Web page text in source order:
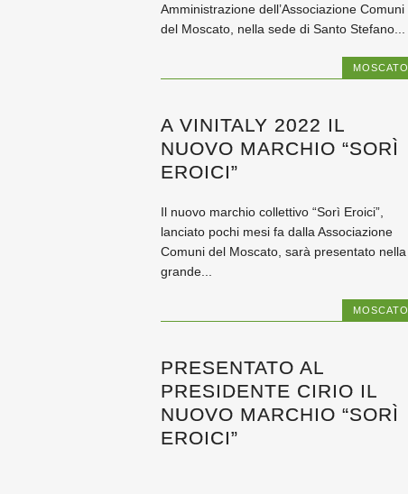
Amministrazione dell’Associazione Comuni
del Moscato, nella sede di Santo Stefano...
MOSCATO
A VINITALY 2022 IL
NUOVO MARCHIO “SORÌ
EROICI”
Il nuovo marchio collettivo “Sorì Eroici”,
lanciato pochi mesi fa dalla Associazione
Comuni del Moscato, sarà presentato nella
grande...
MOSCATO
PRESENTATO AL
PRESIDENTE CIRIO IL
NUOVO MARCHIO “SORÌ
EROICI”